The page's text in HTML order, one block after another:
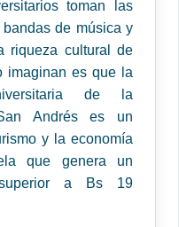
toman las
de música y
riqueza cultural de
imaginan es que la
de la
Andrés es un
y la economía
que genera un
superior a Bs 19